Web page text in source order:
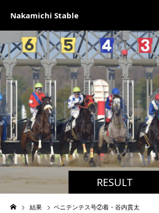
Nakamichi Stable
RESULT
結果 ペニテンテス号②着・谷内貫太